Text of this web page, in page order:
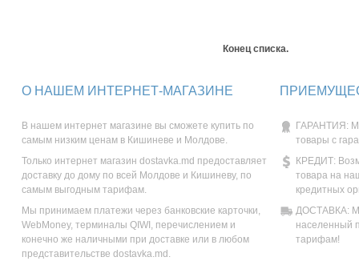
Конец списка.
О НАШЕМ ИНТЕРНЕТ-МАГАЗИНЕ
В нашем интернет магазине вы сможете купить по
самым низким ценам в Кишиневе и Молдове.
Только интернет магазин dostavka.md предоставляет
доставку до дому по всей Молдове и Кишиневу, по
самым выгодным тарифам.
Мы принимаем платежи через банковские карточки,
WebMoney, терминалы QIWI, перечислением и
конечно же наличными при доставке или в любом
представительстве dostavka.md.
ГАРАНТИЯ:
товары с
КРЕДИТ:
товара на
кредитных
ДОСТАВКА:
населенный
тарифам!